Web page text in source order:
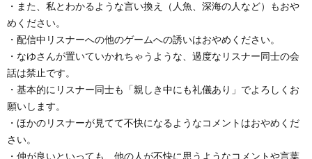
・また、私とわかるような言い換え（人魚、深海の人など）もおや
めください。
・配信中リスナーへの他のゲームへの誘いはおやめください。
・なゆさんが置いていかれちゃうような、過度なリスナー同士の会
話は禁止です。
・基本的にリスナー同士も「親しき中にも礼儀あり」でよろしくお
願いします。
・ほかのリスナーが見てて不快になるようなコメントはおやめくだ
さい。
・仲が良いといっても、他の人が不快に思うようなコメントや言葉